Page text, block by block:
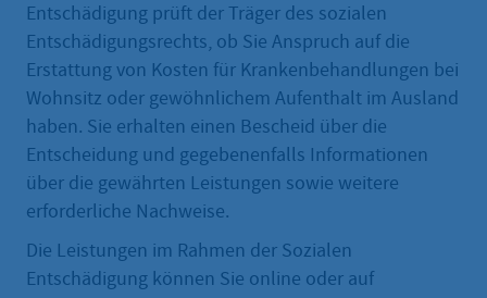
Entschädigung prüft der Träger des sozialen
Entschädigungsrechts, ob Sie Anspruch auf die
Erstattung von Kosten für Krankenbehandlungen bei
Wohnsitz oder gewöhnlichem Aufenthalt im Ausland
haben. Sie erhalten einen Bescheid über die
Entscheidung und gegebenenfalls Informationen
über die gewährten Leistungen sowie weitere
erforderliche Nachweise.
Die Leistungen im Rahmen der Sozialen
Entschädigung können Sie online oder auf